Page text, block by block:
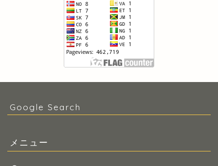
Google Search
メニュー